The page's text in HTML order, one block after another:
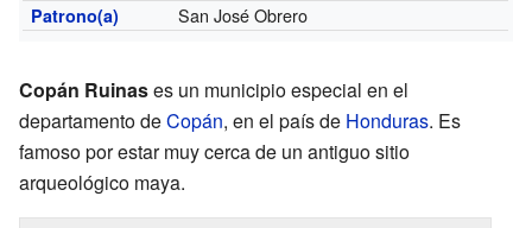
Patrono(a) San José Obrero
Copán Ruinases un municipio especial en el
departamento deCopán, en el país de Honduras. Es
famoso por estar muy cerca de un antiguo sitio
arqueológico maya.